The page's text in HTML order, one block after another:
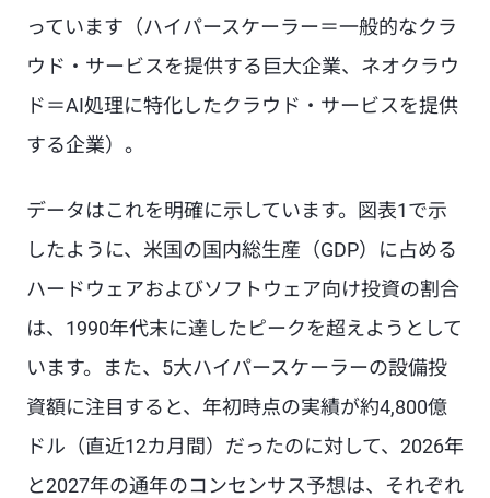
っています（ハイパースケーラー＝一般的なクラ
ウド・サービスを提供する巨大企業、ネオクラウ
ド＝AI処理に特化したクラウド・サービスを提供
する企業）。
データはこれを明確に示しています。図表1で示
したように、米国の国内総生産（GDP）に占める
ハードウェアおよびソフトウェア向け投資の割合
は、1990年代末に達したピークを超えようとして
います。また、5大ハイパースケーラーの設備投
資額に注目すると、年初時点の実績が約4,800億
ドル（直近12カ月間）だったのに対して、2026年
と2027年の通年のコンセンサス予想は、それぞれ